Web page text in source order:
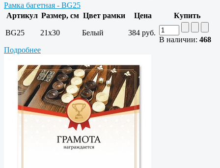
Рамка багетная - BG25
Артикул Размер, см Цвет рамки Цена Купить
BG25 21x30 Белый
384 руб.
В наличии: 468
Подробнее